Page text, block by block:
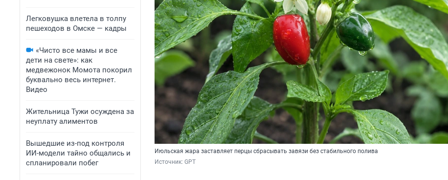
Легковушка влетела в толпу
пешеходов в Омске — кадры
«Чисто все мамы и все
дети на свете»: как
медвежонок Момота покорил
буквально весь интернет.
Видео
Жительница Тужи осуждена за
неуплату алиментов
Вышедшие из-под контроля
ИИ-модели тайно общались и
спланировали побег
Июльская жара заставляет перцы сбрасывать завязи без стабильного полива
Источник: GPT